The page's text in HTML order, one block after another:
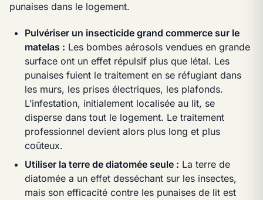
punaises dans le logement.
Pulvériser un insecticide grand commerce sur le
matelas : Les bombes aérosols vendues en grande
surface ont un effet répulsif plus que létal. Les
punaises fuient le traitement en se réfugiant dans
les murs, les prises électriques, les plafonds.
L’infestation, initialement localisée au lit, se
disperse dans tout le logement. Le traitement
professionnel devient alors plus long et plus
coûteux.
Utiliser la terre de diatomée seule : La terre de
diatomée a un effet desséchant sur les insectes,
mais son efficacité contre les punaises de lit est